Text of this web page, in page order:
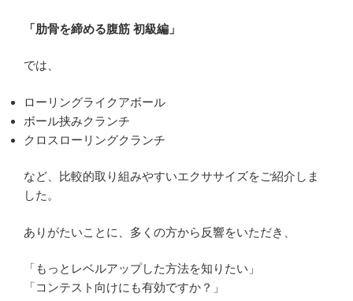
「肋骨を締める腹筋 初級編」
では、
ローリングライクアボール
ボール挟みクランチ
クロスローリングクランチ
など、比較的取り組みやすいエクササイズをご紹介しま
した。
ありがたいことに、多くの方から反響をいただき、
「もっとレベルアップした方法を知りたい」
「コンテスト向けにも有効ですか？」